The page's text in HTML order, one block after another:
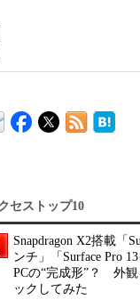
セストップ10
Snapdragon X2搭載「
ンチ」「Surface Pro
PCの“完成形”？ 外観
ックしてみた